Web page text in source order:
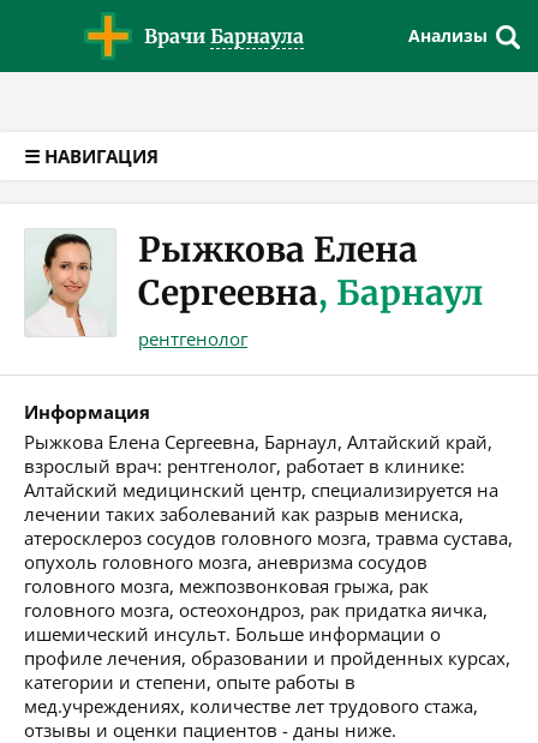
Врачи Барнаула Анализы
☰ НАВИГАЦИЯ
Рыжкова Елена
Сергеевна, Барнаул
рентгенолог
Информация
Рыжкова Елена Сергеевна, Барнаул, Алтайский край,
взрослый врач: рентгенолог, работает в клинике:
Алтайский медицинский центр, специализируется на
лечении таких заболеваний как разрыв мениска,
атеросклероз сосудов головного мозга, травма сустава,
опухоль головного мозга, аневризма сосудов
головного мозга, межпозвонковая грыжа, рак
головного мозга, остеохондроз, рак придатка яичка,
ишемический инсульт. Больше информации о
профиле лечения, образовании и пройденных курсах,
категории и степени, опыте работы в
мед.учреждениях, количестве лет трудового стажа,
отзывы и оценки пациентов - даны ниже.